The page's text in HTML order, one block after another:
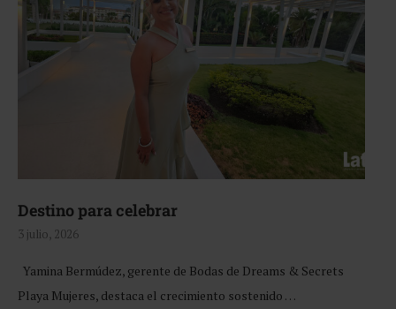
Destino para celebrar
3 julio, 2026
Yamina Bermúdez, gerente de Bodas de Dreams & Secrets
Playa Mujeres, destaca el crecimiento sostenido …